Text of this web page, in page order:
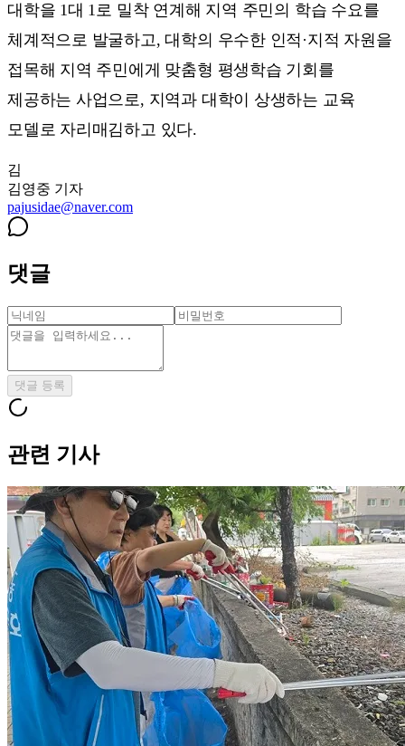
대학을 1대 1로 밀착 연계해 지역 주민의 학습 수요를
체계적으로 발굴하고, 대학의 우수한 인적·지적 자원을
접목해 지역 주민에게 맞춤형 평생학습 기회를
제공하는 사업으로, 지역과 대학이 상생하는 교육
모델로 자리매김하고 있다.
김
김영중 기자
pajusidae@naver.com
댓글
댓글 등록
관련 기사